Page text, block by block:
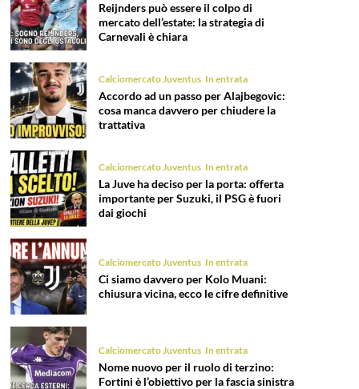
Reijnders può essere il colpo di
mercato dell’estate: la strategia di
Carnevali è chiara
Calciomercato Juventus In entrata
Accordo ad un passo per Alajbegovic:
cosa manca davvero per chiudere la
trattativa
Calciomercato Juventus In entrata
La Juve ha deciso per la porta: offerta
importante per Suzuki, il PSG è fuori
dai giochi
Calciomercato Juventus In entrata
Ci siamo davvero per Kolo Muani:
chiusura vicina, ecco le cifre definitive
Calciomercato Juventus In entrata
Nome nuovo per il ruolo di terzino:
Fortini è l’obiettivo per la fascia sinistra